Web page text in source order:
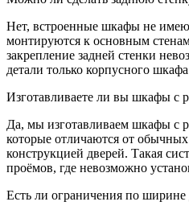
Нет, встроенные шкафы не имею
монтируются к основным
закрепление задней стенки
детали только корпусного
Изготавливаете ли вы шкафы с
Да, мы изготавливаем шкафы с
которые отличаются от
конструкцией дверей. Такая
проёмов, где невозможно
Есть ли ограничения по ширине